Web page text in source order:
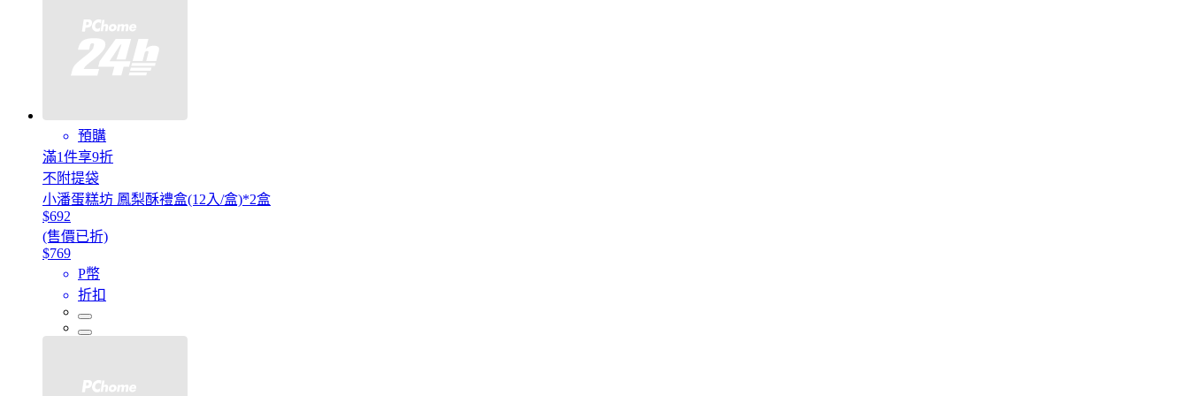
預購
滿1件享9折
不附提袋
小潘蛋糕坊 鳳梨酥禮盒(12入/盒)*2盒
$692
(售價已折)
$769
P幣
折扣